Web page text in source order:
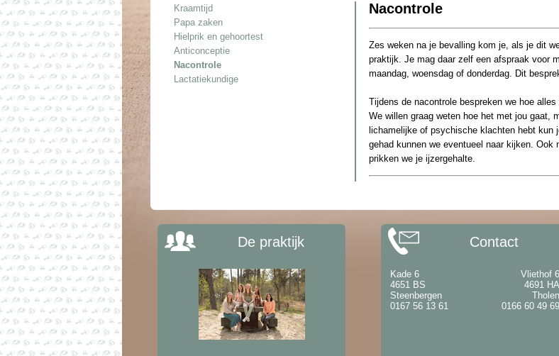
Kraamtijd
Papa zaken
Hielprik en gehoortest
Anticonceptie
Nacontrole
Lactatiekundige
Nacontrole
Zes weken na je bevalling kom je, als je dit
praktijk. Je mag daar zelf een afspraak voor
maandag, woensdag of donderdag. Dit
Tijdens de nacontrole bespreken we hoe
We willen graag weten hoe het met jou gaat,
lichamelijke of psychische klachten hebt kun
gehad kunnen we eventueel naar kijken. Ook
prikken we je ijzergehalte.
De praktijk Contact
Kade 6
4651 BS
Steenbergen
0167 56 13 61
Vliethof 6
4691 HA
Tholen
0166 60 49 69